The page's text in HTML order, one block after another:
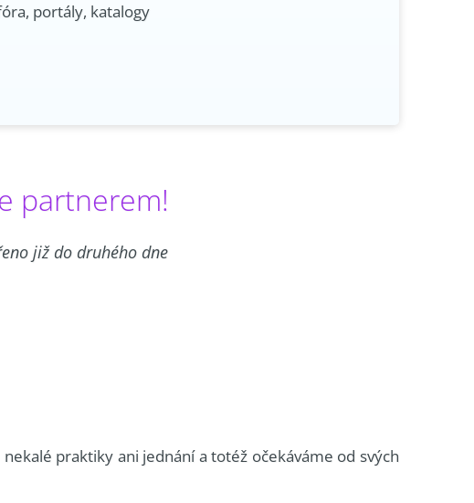
portály, katalogy
partnerem!
již do druhého dne
praktiky ani jednání a totéž očekáváme od svých